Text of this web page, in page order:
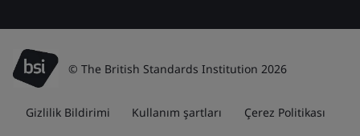
© The British Standards Institution 2026
Gizlilik Bildirimi Kullanım şartları Çerez Politikası